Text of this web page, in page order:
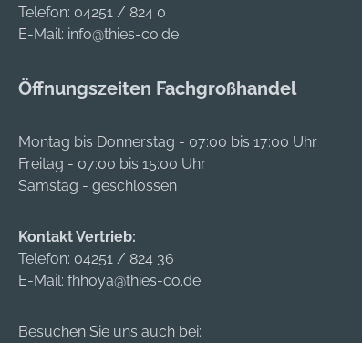
Telefon: 04251 / 824 0
E-Mail: info@thies-co.de
Öffnungszeiten Fachgroßhandel
Montag bis Donnerstag - 07:00 bis 17:00 Uhr
Freitag - 07:00 bis 15:00 Uhr
Samstag - geschlossen
Kontakt Vertrieb:
Telefon: 04251 / 824 36
E-Mail: fhhoya@thies-co.de
Besuchen Sie uns auch bei: